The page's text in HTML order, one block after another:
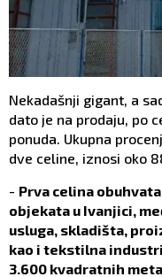
Nekadašnji gigant, a
dato je na prodaju, po
ponuda. Ukupna
dve celine, iznosi oko
- Prva celina
objekata u Ivanjici,
usluga, skladišta,
kao i tekstilna
3.600 kvadratnih